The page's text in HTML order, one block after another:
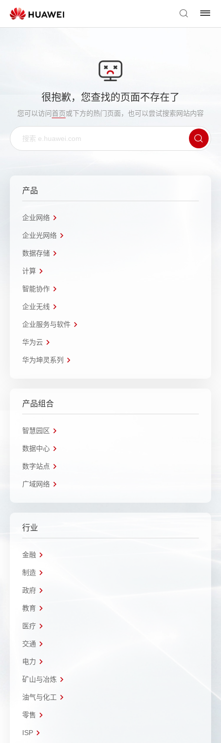
很抱歉，您查找的页面不存在了
您可以访问首页或下方的热门页面，也可以尝试搜索网站内容
产品
企业网络
企业光网络
数据存储
计算
智能协作
企业无线
企业服务与软件
华为云
华为坤灵系列
产品组合
智慧园区
数据中心
数字站点
广域网络
行业
金融
制造
政府
教育
医疗
交通
电力
矿山与冶炼
油气与化工
零售
ISP